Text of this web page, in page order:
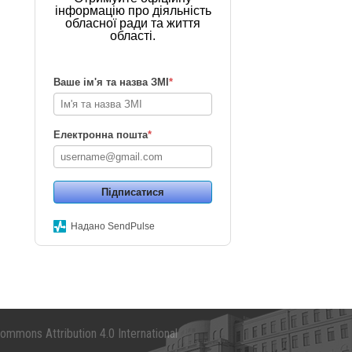
інформацію про діяльність
обласної ради та життя
області.
Ваше ім'я та назва ЗМІ*
Електронна пошта*
Підписатися
Надано SendPulse
Attribution 4.0 International